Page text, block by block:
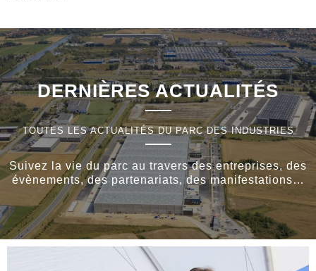
DERNIÈRES ACTUALITÉS
TOUTES LES ACTUALITÉS DU PARC DES INDUSTRIES
Suivez la vie du parc au travers des entreprises, des
évènements, des partenariats, des manifestations…